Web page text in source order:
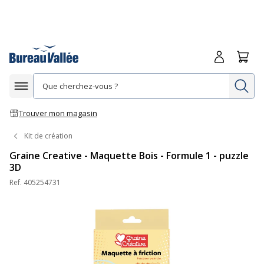
Afficher la navigation
Trouver mon magasin
Me
Kit de création
Graine Creative - Maquette Bois - Formule 1 - puzzle
3D
Ref. 405254731